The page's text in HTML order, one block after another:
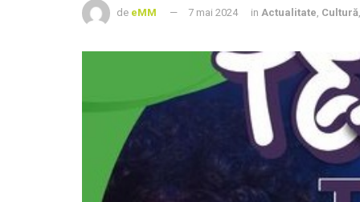
de eMM 7 mai 2024 in Actualitate, Cultură